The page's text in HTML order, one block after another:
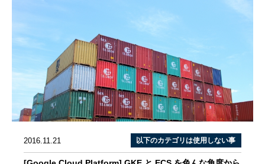
2016.11.21 以下のカテゴリは使用しない事